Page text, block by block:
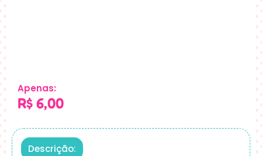
Apenas:
R$ 6,00
Descrição: